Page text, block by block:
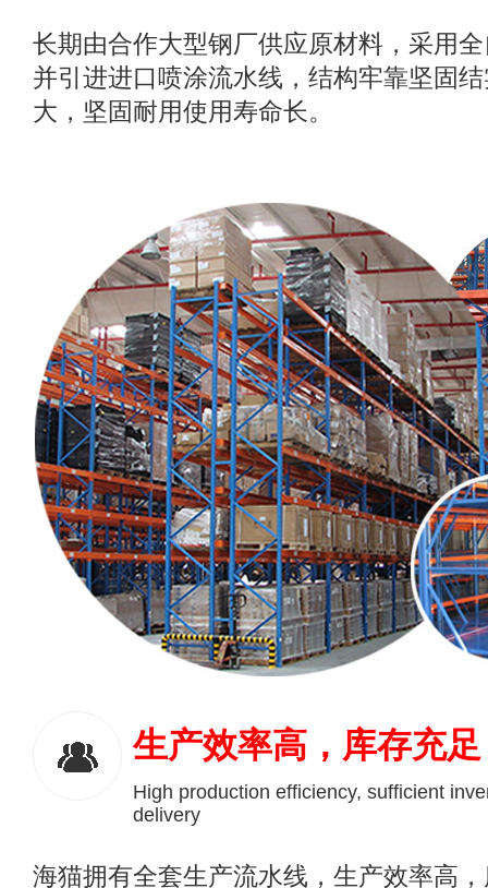
长期由合作大型钢厂供应原材料，采用
并引进进口喷涂流水线，结构牢靠坚固
大，坚固耐用使用寿命长。
生产效率高，库存充
High production efficiency, sufficient
delivery
海猫拥有全套生产流水线，生产效率高